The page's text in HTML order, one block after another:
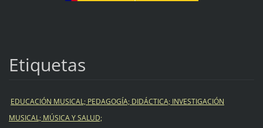
Etiquetas
EDUCACIÓN MUSICAL; PEDAGOGÍA; DIDÁCTICA; INVESTIGACIÓN
MUSICAL; MÚSICA Y SALUD;